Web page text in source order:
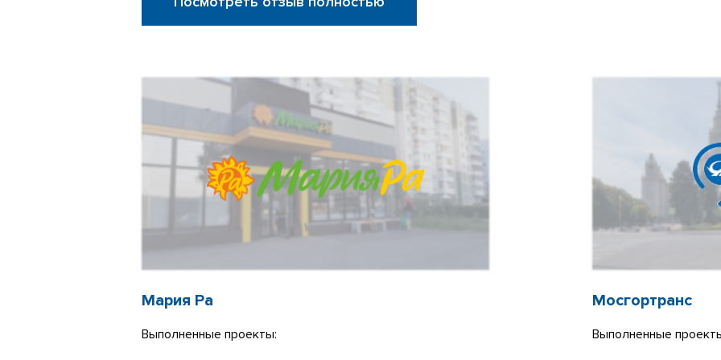
Мария Ра
Выполненные проекты:
Мосгортранс
Выполненные